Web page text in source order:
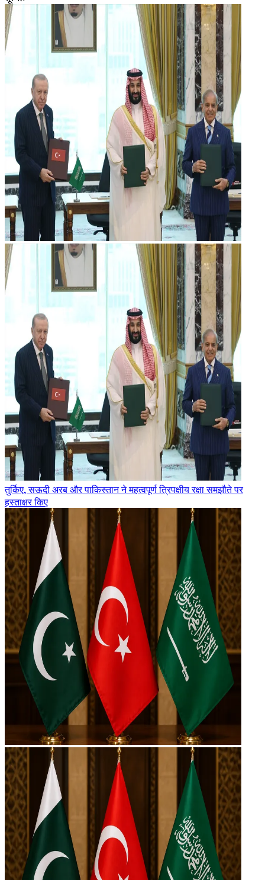
तुर्किए, सऊदी अरब और पाकिस्तान ने महत्वपूर्ण त्रिपक्षीय रक्षा समझौते पर
हस्ताक्षर किए